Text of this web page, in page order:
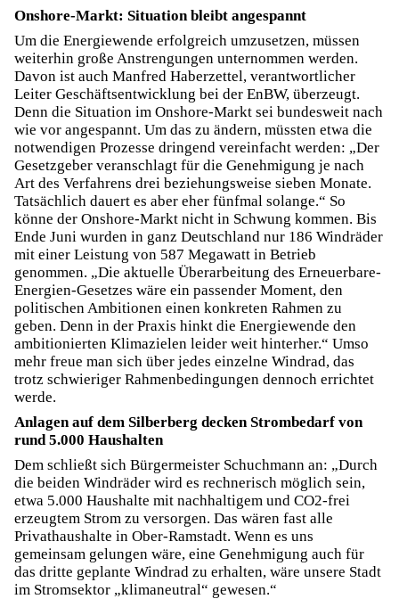
Onshore-Markt: Situation bleibt angespannt
Um die Energiewende erfolgreich umzusetzen, müssen
weiterhin große Anstrengungen unternommen werden.
Davon ist auch Manfred Haberzettel, verantwortlicher
Leiter Geschäftsentwicklung bei der EnBW, überzeugt.
Denn die Situation im Onshore-Markt sei bundesweit nach
wie vor angespannt. Um das zu ändern, müssten etwa die
notwendigen Prozesse dringend vereinfacht werden: „Der
Gesetzgeber veranschlagt für die Genehmigung je nach
Art des Verfahrens drei beziehungsweise sieben Monate.
Tatsächlich dauert es aber eher fünfmal solange.“ So
könne der Onshore-Markt nicht in Schwung kommen. Bis
Ende Juni wurden in ganz Deutschland nur 186 Windräder
mit einer Leistung von 587 Megawatt in Betrieb
genommen. „Die aktuelle Überarbeitung des Erneuerbare-
Energien-Gesetzes wäre ein passender Moment, den
politischen Ambitionen einen konkreten Rahmen zu
geben. Denn in der Praxis hinkt die Energiewende den
ambitionierten Klimazielen leider weit hinterher.“ Umso
mehr freue man sich über jedes einzelne Windrad, das
trotz schwieriger Rahmenbedingungen dennoch errichtet
werde.
Anlagen auf dem Silberberg decken Strombedarf von
rund 5.000 Haushalten
Dem schließt sich Bürgermeister Schuchmann an: „Durch
die beiden Windräder wird es rechnerisch möglich sein,
etwa 5.000 Haushalte mit nachhaltigem und CO2-frei
erzeugtem Strom zu versorgen. Das wären fast alle
Privathaushalte in Ober-Ramstadt. Wenn es uns
gemeinsam gelungen wäre, eine Genehmigung auch für
das dritte geplante Windrad zu erhalten, wäre unsere Stadt
im Stromsektor „klimaneutral“ gewesen.“